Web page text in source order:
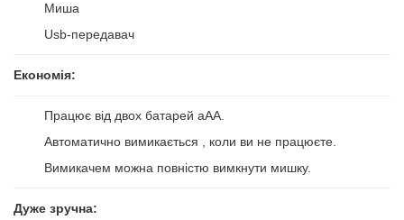
Миша
Usb-передавач
Економія:
Працює від двох батарей аАА.
Автоматично вимикається , коли ви не працюєте.
Вимикачем можна повністю вимкнути мишку.
Дуже зручна: